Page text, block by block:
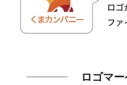
ロゴマ